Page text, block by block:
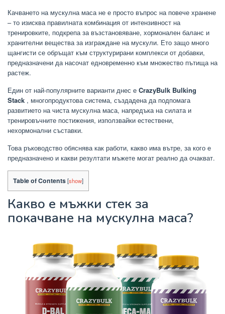
Качването на мускулна маса не е просто въпрос на повече хранене
– то изисква правилната комбинация от интензивност на
тренировките, подкрепа за възстановяване, хормонален баланс и
хранителни вещества за изграждане на мускули. Ето защо много
щангисти се обръщат към структурирани комплекси от добавки,
предназначени да насочат едновременно към множество пътища на
растеж.
Един от най-популярните варианти днес е CrazyBulk Bulking
Stack , многопродуктова система, създадена да подпомага
развитието на чиста мускулна маса, напредъка на силата и
тренировъчните постижения, използвайки естествени,
нехормонални съставки.
Това ръководство обяснява как работи, какво има вътре, за кого е
предназначено и какви резултати мъжете могат реално да очакват.
Table of Contents[show]
Какво е мъжки стек за
покачване на мускулна маса?